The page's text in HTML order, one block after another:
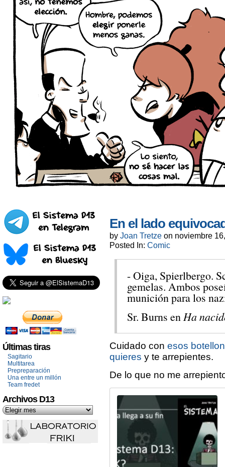
Últimas tiras
Sagitario
Multitarea
Prepreparación
Una entre un millón
Team fredet
Archivos D13
En el lado
by Joan Tretze on noviembre
Posted In: Comic
- Oiga, Spierlbergo.
gemelas. Ambos
munición para los
Sr. Burns enHa
Cuidado con esos
quieres y te arrepientes.
De lo que no me